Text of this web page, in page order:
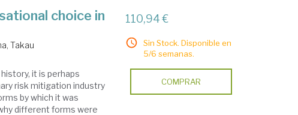
choice in
Takau
it is perhaps
risk mitigation industry
by which it was
different forms were
110,94 €
Sin Stock. Disponible en
5/6 semanas.
COMPRAR